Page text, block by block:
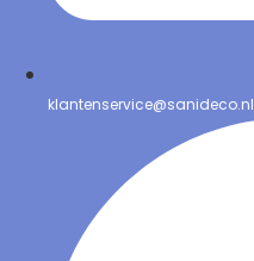
klantenservice@sanideco.nl